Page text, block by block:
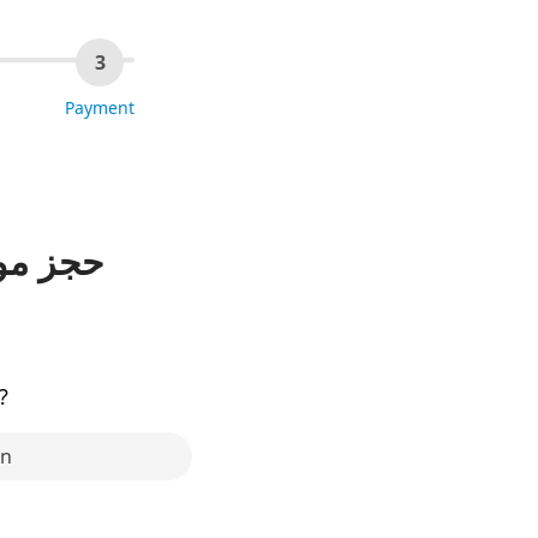
3
Payment
حجز